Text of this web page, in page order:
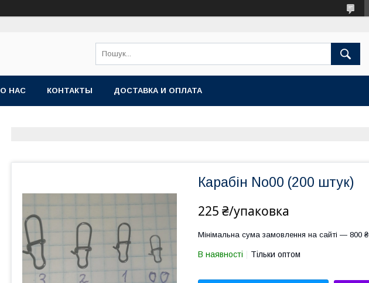
О НАС КОНТАКТЫ ДОСТАВКА И ОПЛАТА
Карабін No00 (200 штук)
225 ₴/упаковка
Мінімальна сума замовлення на сайті — 800 ₴
В наявності Тільки оптом